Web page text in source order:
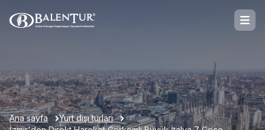
Ana sayfa
Yurt dışı turları